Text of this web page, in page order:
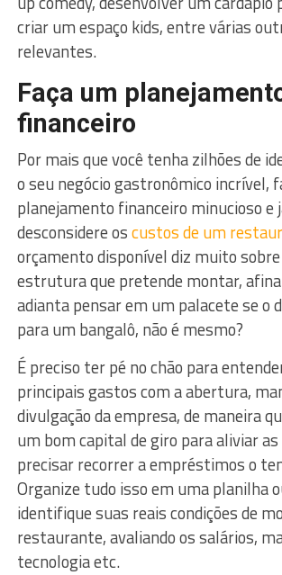
criar um espaço kids, entre várias
relevantes.
Faça um
financeiro
Por mais que você tenha zilhões de
o seu negócio gastronômico incrível,
planejamento financeiro minucioso e
desconsidere oscustos de um
orçamento disponível diz muito
estrutura que pretende montar,
adianta pensar em um palacete se o
para um bangalô, não é mesmo?
É preciso ter pé no chão para
principais gastos com a abertura,
divulgação da empresa, de maneira
um bom capital de giro para aliviar
precisar recorrer a empréstimos o
Organize tudo isso em uma planilha
identifique suas reais condições de
restaurante, avaliando os salários,
tecnologia etc.